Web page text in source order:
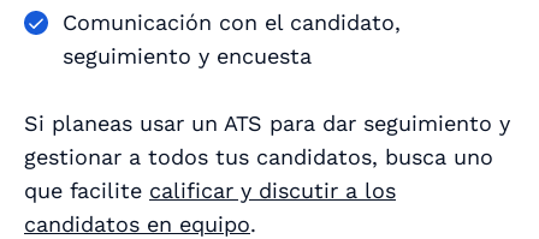
Comunicación con el candidato,
seguimiento y encuesta
Si planeas usar un ATS para dar seguimiento y
gestionar a todos tus candidatos, busca uno
que facilite calificar y discutir a los
candidatos en equipo.